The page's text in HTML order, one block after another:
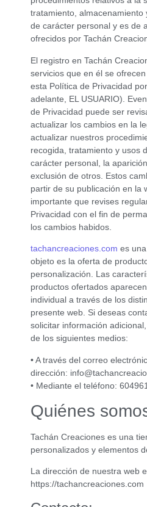
tratamiento, almacenamiento
de carácter personal y es de
ofrecidos por Tachán
El registro en Tachán
servicios que en él se
esta Política de Privacidad
adelante, EL USUARIO).
de Privacidad puede ser
actualizar los cambios en la
actualizar nuestros
recogida, tratamiento y usos
carácter personal, la
exclusión de otros. Estos
partir de su publicación en la
importante que revises
Privacidad con el fin de
los cambios habidos.
tachancreaciones.com es
objeto es la oferta de
personalización. Las
productos ofertados
individual a través de los
presente web. Si deseas
solicitar información
de los siguientes medios:
• A través del correo
dirección:
• Mediante el teléfono:
Quiénes
Tachán Creaciones es una
personalizados y elementos
La dirección de nuestra web
https://tachancreaciones.com